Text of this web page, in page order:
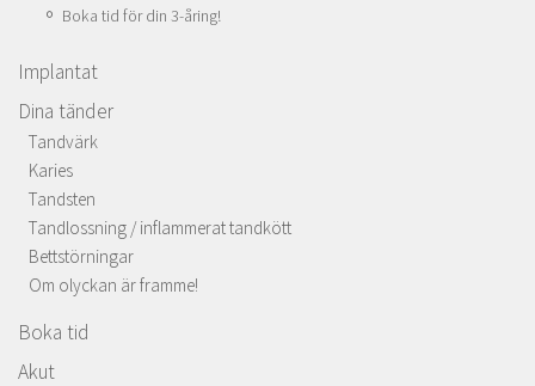
Boka tid för din 3-åring!
Implantat
Dina tänder
Tandvärk
Karies
Tandsten
Tandlossning / inflammerat tandkött
Bettstörningar
Om olyckan är framme!
Boka tid
Akut